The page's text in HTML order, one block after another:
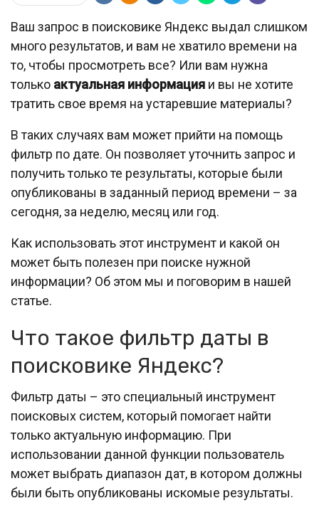
Ваш запрос в поисковике Яндекс выдал слишком
много результатов, и вам не хватило времени на
то, чтобы просмотреть все? Или вам нужна
только актуальная информация и вы не хотите
тратить свое время на устаревшие материалы?
В таких случаях вам может прийти на помощь
фильтр по дате. Он позволяет уточнить запрос и
получить только те результаты, которые были
опубликованы в заданный период времени – за
сегодня, за неделю, месяц или год.
Как использовать этот инструмент и какой он
может быть полезен при поиске нужной
информации? Об этом мы и поговорим в нашей
статье.
Что такое фильтр даты в
поисковике Яндекс?
Фильтр даты – это специальный инструмент
поисковых систем, который помогает найти
только актуальную информацию. При
использовании данной функции пользователь
может выбрать диапазон дат, в котором должны
были быть опубликованы искомые результаты.